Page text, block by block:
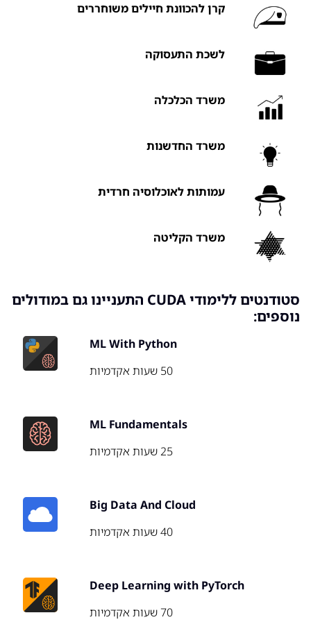
הזיכרון והתהליכים ב-GPU.
יכול לנוע בין פי 10 לפי 100 בהשוואה
close
קרן להכוונת חיילים משוחררים
לשכת התעסוקה
משרד הכלכלה
משרד החדשנות
עמותות לאוכלוסיה חרדית
משרד הקליטה
סטודנטים ללימודי CUDA התעניינו גם במודולים
נוספים:
ML With Python
50 שעות אקדמיות
ML Fundamentals
25 שעות אקדמיות
Big Data And Cloud
40 שעות אקדמיות
Deep Learning with PyTorch
70 שעות אקדמיות